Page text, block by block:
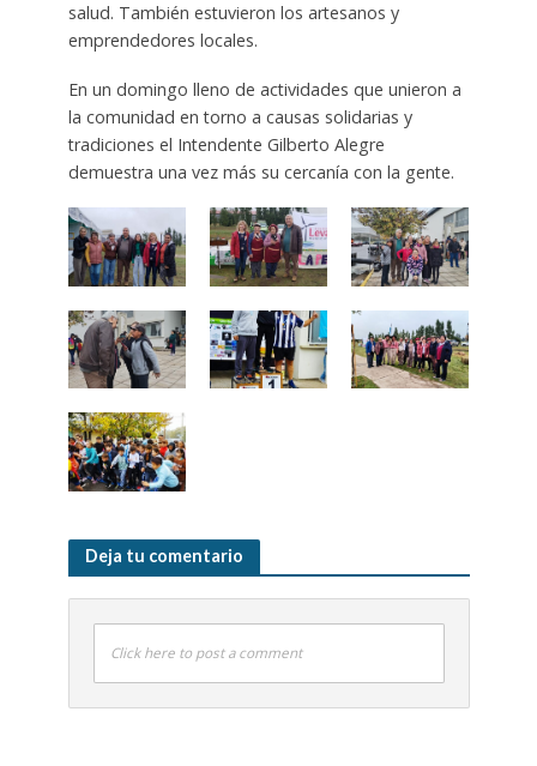
salud. También estuvieron los artesanos y
emprendedores locales.
En un domingo lleno de actividades que unieron a
la comunidad en torno a causas solidarias y
tradiciones el Intendente Gilberto Alegre
demuestra una vez más su cercanía con la gente.
Deja tu comentario
Click here to post a comment